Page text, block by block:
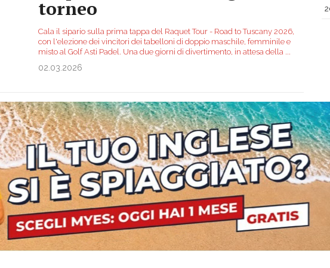
torneo
Cala il sipario sulla prima tappa del Raquet Tour - Road to Tuscany 2026,
con l'elezione dei vincitori dei tabelloni di doppio maschile, femminile e
misto al Golf Asti Padel. Una due giorni di divertimento, in attesa della
02.03.2026